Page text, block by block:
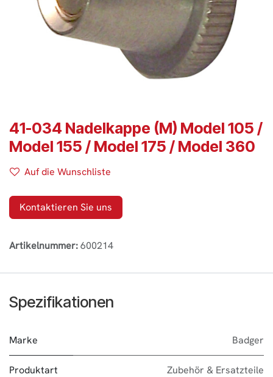
41-034 Nadelkappe (M) Model 105 /
Model 155 / Model 175 / Model 360
Auf die Wunschliste
Kontaktieren Sie uns
Artikelnummer:600214
Spezifikationen
Marke Badger
Produktart Zubehör & Ersatzteile